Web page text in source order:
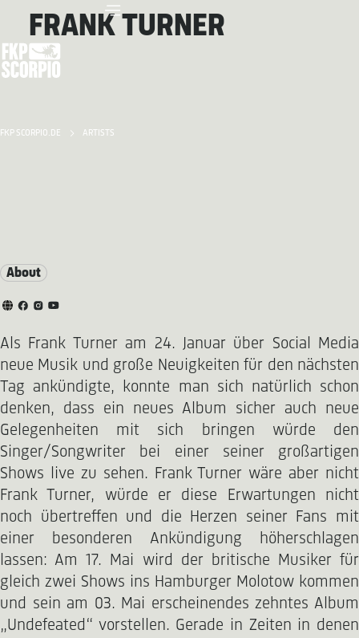
FKP SCORPIO.DE ARTISTS
FRANK TURNER
About
Als Frank Turner am 24. Januar über Social Media
neue Musik und große Neuigkeiten für den nächsten
Tag ankündigte, konnte man sich natürlich schon
denken, dass ein neues Album sicher auch neue
Gelegenheiten mit sich bringen würde den
Singer/Songwriter bei einer seiner großartigen
Shows live zu sehen. Frank Turner wäre aber nicht
Frank Turner, würde er diese Erwartungen nicht
noch übertreffen und die Herzen seiner Fans mit
einer besonderen Ankündigung höherschlagen
lassen: Am 17. Mai wird der britische Musiker für
gleich zwei Shows ins Hamburger Molotow kommen
und sein am 03. Mai erscheinendes zehntes Album
„Undefeated“ vorstellen. Gerade in Zeiten in denen